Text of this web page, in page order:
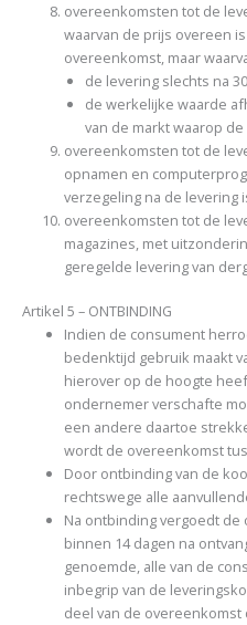
overeenkomsten tot de
waarvan de prijs overeen
overeenkomst, maar
de levering slechts na
de werkelijke waarde
van de markt waarop
overeenkomsten tot de
opnamen en
verzegeling na de levering
overeenkomsten tot de
magazines, met
geregelde levering van
Artikel 5 – ONTBINDING
Indien de consument
bedenktijd gebruik maakt
hierover op de hoogte
ondernemer verschafte
een andere daartoe
wordt de overeenkomst
Door ontbinding van de
rechtswege alle
Na ontbinding vergoedt
binnen 14 dagen na
genoemde, alle van de
inbegrip van de
deel van de